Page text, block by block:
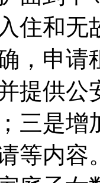
住和无
，申
提供公
三是
等内